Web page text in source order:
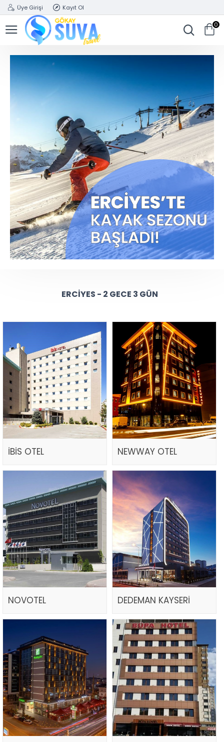
Üye Girişi Kayıt Ol
0
ERCIYES - 2 GECE 3 GÜN
İBİS OTEL NEWWAY OTEL
NOVOTEL DEDEMAN KAYSERİ